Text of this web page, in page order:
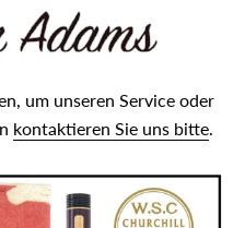
um unseren Service oder
kontaktieren Sie uns bitte.